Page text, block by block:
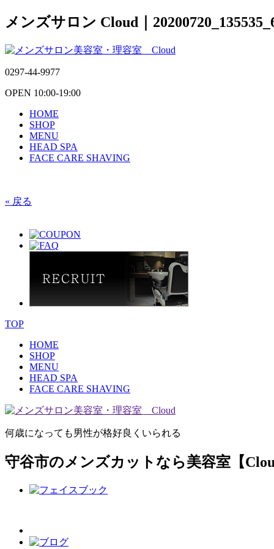
メンズサロン Cloud｜
0297-44-9977
OPEN 10:00-19:00
HOME
SHOP
MENU
HEAD SPA
FACE CARE SHAVING
« 戻る
TOP
HOME
SHOP
MENU
HEAD SPA
FACE CARE SHAVING
何歳になっても男性が格好良くいられる
守谷市のメンズカットなら美容室【